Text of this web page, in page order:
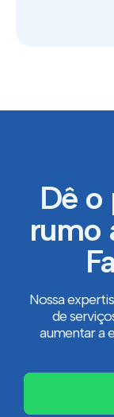
Dê
rumo
Nossa
de
aumentar a